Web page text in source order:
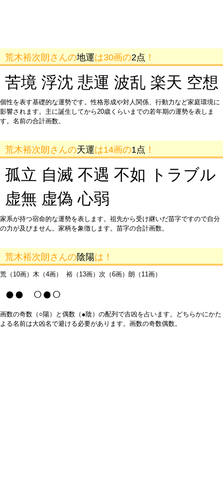
荒木裕次朗さんの地運は30画の2点 ！
苦境 浮沈 悲運 波乱 楽天 空想
個性を表す基礎的な運勢です。性格形成や対人関係、行動力など家庭環境に
影響されます。主に誕生してから20歳くらいまでの若年期の運勢を表しま
す。名前の合計画数。
荒木裕次朗さんの天運は14画の1点 ！
孤立 自滅 不遇 不如 トラブル
虚無 虚偽 心弱
家系が持つ宿命的な運勢を表します。祖先から受け継いだ苗字ですので自分
の力が及びません。家柄を象徴します。苗字の合計画数。
荒木裕次朗さんの陰陽は！
荒（10画）木（4画） 裕（13画）次（6画）朗（11画）
●● ○●○
画数の奇数（○陽）と偶数（●陰）の配列で吉凶を占います。どちらかにかた
よる名前は大凶名で避ける必要があります。画数の奇数偶数。